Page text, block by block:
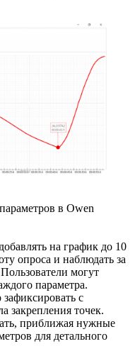
в Owen
на график до 10
опроса и наблюдать за
могут
параметра.
с
закрепления точек.
приближая нужные
для детального